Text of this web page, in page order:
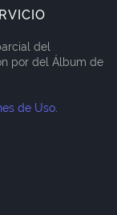
del
por del Álbum de
de Uso